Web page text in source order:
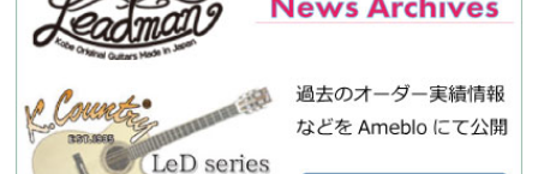
Topics
LMS講師の情報が更新されました
2024.02.17
Topics
LMS講師の情報が更新されました